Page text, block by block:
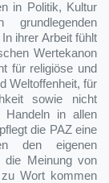
in Politik, Kultur
ihrer Arbeit fühlt
Wertekanon
für religiöse und
Weltoffenheit, für
sowie nicht
in allen
die PAZ eine
den eigenen
die Meinung von
Wort kommen